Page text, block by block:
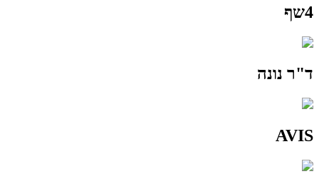
4שף
ד"ר נונה
AVIS